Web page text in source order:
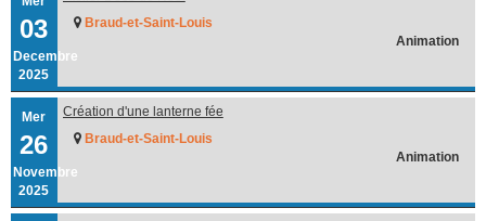
03
Decembre
2025
Braud-et-Saint-Louis
Animation
Mer
26
Novembre
2025
Création d'une lanterne fée
Braud-et-Saint-Louis
Animation